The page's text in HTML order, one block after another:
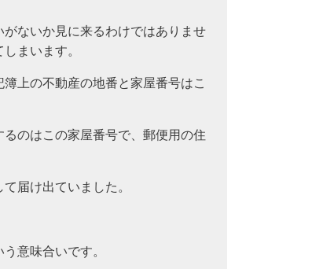
ないか見に来るわけではありませ
まいます。
上の不動産の地番と家屋番号はこ
のはこの家屋番号で、郵便用の住
届け出ていました。
意味合いです。